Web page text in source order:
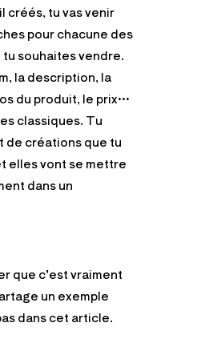
créés, tu vas venir
pour chacune des
souhaites vendre.
la description, la
du produit, le prix…
classiques. Tu
de créations que tu
elles vont se mettre
dans un
que c’est vraiment
un exemple
dans cet article.